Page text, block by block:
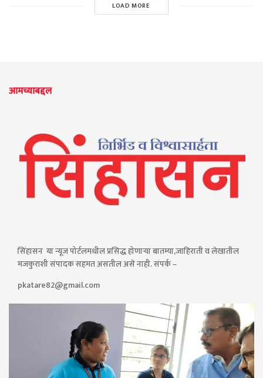
LOAD MORE
आमच्याबद्दल
सिंहासन या न्यूज पोर्टलमधील प्रसिद्ध होणाऱ्या बातम्या,जाहिराती व लेखातील
मजकुराशी संपादक सहमत असतील असे नाही. संपर्क –
pkatare82@gmail.com